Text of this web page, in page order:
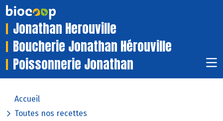
Jonathan Herouville
Boucherie Jonathan Hérouville
Poissonnerie Jonathan
Accueil
Toutes nos recettes